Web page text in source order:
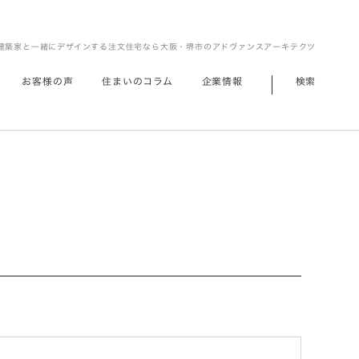
築家と一緒にデザインする注文住宅なら大阪・堺市のアドヴァンスアーキテクツ
お客様の声 住まいのコラム 企業情報 検索